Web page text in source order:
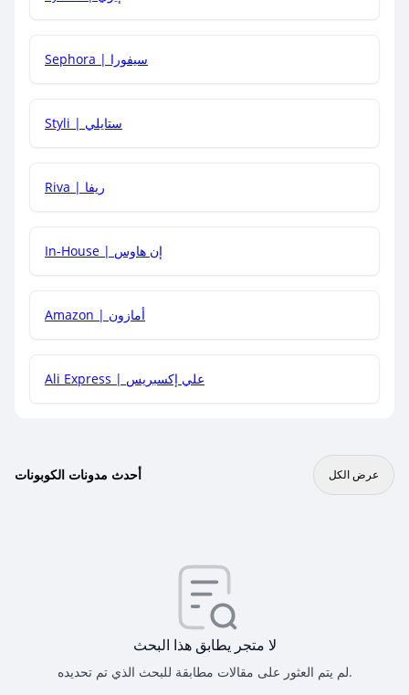
هل يمكنني جمع كود خصم مع العروض الأخرى؟
Sephora | سيفورا
Styli | ستايلي
Riva | ريفا
In-House | إن هاوس
Amazon | أمازون
Ali Express | علي إكسبريس
أحدث مدونات الكوبونات عرض الكل
لا متجر يطابق هذا البحث
لم يتم العثور على مقالات مطابقة للبحث الذي تم تحديده.